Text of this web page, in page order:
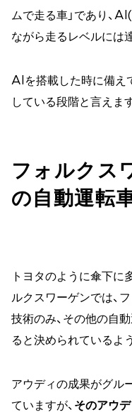
ムで走る車」であり、
ながら走るレベルには
AIを搭載した時に備え
している段階と言えます
フォルクス
の自動運転
トヨタのように傘下に
ルクスワーゲンでは、
技術のみ、その他の自
ると決められているよ
アウディの成果がグル
ていますが、 そのアウ